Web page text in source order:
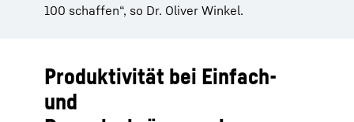
100 schaffen“, so Dr. Oliver Winkel.
Produktivität bei Einfach-
und